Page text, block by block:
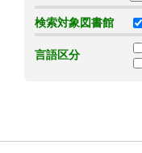
検索対象図書館
言語区分